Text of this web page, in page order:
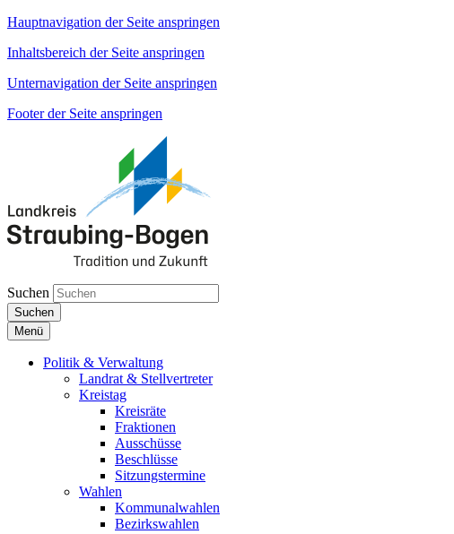
Hauptnavigation der Seite anspringen
Inhaltsbereich der Seite anspringen
Unternavigation der Seite anspringen
Footer der Seite anspringen
Suchen
Suchen
Menü
Politik & Verwaltung
Landrat & Stellvertreter
Kreistag
Kreisräte
Fraktionen
Ausschüsse
Beschlüsse
Sitzungstermine
Wahlen
Kommunalwahlen
Bezirkswahlen